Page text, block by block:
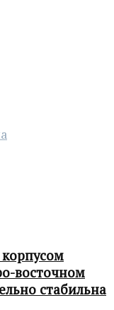
восточном
стабильна